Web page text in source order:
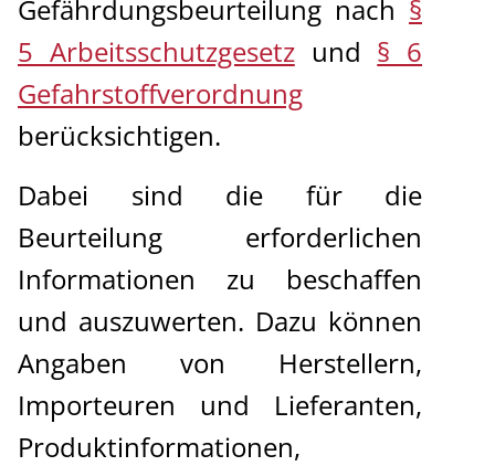
Gefährdungsbeurteilung nach §
5 Arbeitsschutzgesetzund § 6
Gefahrstoffverordnung
berücksichtigen.
Dabei sind die für die
Beurteilung erforderlichen
Informationen zu beschaffen
und auszuwerten. Dazu können
Angaben von Herstellern,
Importeuren und Lieferanten,
Produktinformationen,